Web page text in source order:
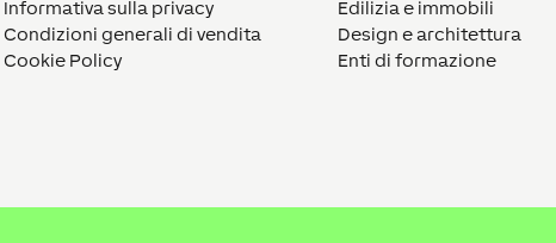
Informativa sulla privacy
Condizioni generali di vendita
Cookie Policy
Edilizia e immobili
Design e architettura
Enti di formazione